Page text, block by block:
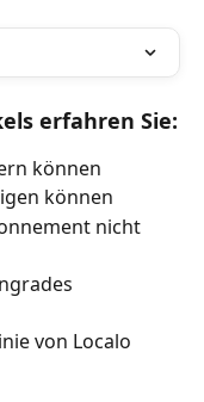
erfahren Sie:
können
können
nicht
von Localo